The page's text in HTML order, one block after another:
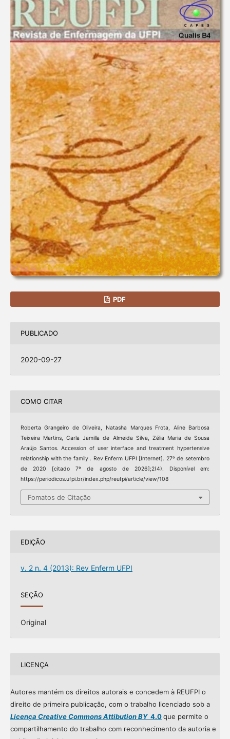
PDF
PUBLICADO
2020-09-27
COMO CITAR
Roberta Grangeiro de Oliveira, Natasha Marques Frota, Aline Barbosa
Teixeira Martins, Carla Jamilla de Almeida Silva, Zélia Maria de Sousa
Araújo Santos. Accession of user interface and treatment hypertensive
relationship with the family . Rev Enferm UFPI [Internet]. 27º de setembro
de 2020 [citado 7º de agosto de 2026];2(4). Disponível em:
https://periodicos.ufpi.br/index.php/reufpi/article/view/108
Fomatos de Citação
EDIÇÃO
v. 2 n. 4 (2013): Rev Enferm UFPI
SEÇÃO
Original
LICENÇA
Autores mantém os direitos autorais e concedem à REUFPI o
direito de primeira publicação, com o trabalho licenciado sob a
Licença Creative Commons Attibution BY4.0que permite o
compartilhamento do trabalho com reconhecimento da autoria e